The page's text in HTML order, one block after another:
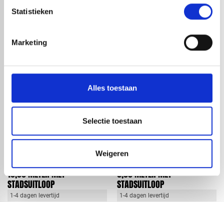
Statistieken
Marketing
Alles toestaan
Selectie toestaan
Weigeren
BODEMLIJM AFMETING 3,66 X
10,00 METER MET
STADSUITLOOP
1-4 dagen levertijd
EPDM COMPLEET PAKKET
BODEMLIJM AFMETING 3,66 X
9,00 METER MET
STADSUITLOOP
1-4 dagen levertijd